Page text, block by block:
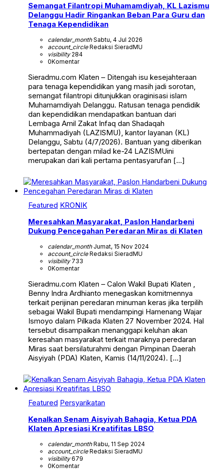
Semangat Filantropi Muhamamdiyah, KL Lazismu
Delanggu Hadir Ringankan Beban Para Guru dan
Tenaga Kependidikan
calendar_monthSabtu, 4 Jul 2026
account_circleRedaksi SieradMU
visibility284
0Komentar
Sieradmu.com Klaten – Ditengah isu kesejahteraan
para tenaga kependidikan yang masih jadi sorotan,
semangat filantropi ditunjukkan oraginisasi islam
Muhamamdiyah Delanggu. Ratusan tenaga pendidik
dan kependidikan mendapatkan bantuan dari
Lembaga Amil Zakat Infaq dan Shadaqah
Muhammadiyah (LAZISMU), kantor layanan (KL)
Delanggu, Sabtu (4/7/2026). Bantuan yang diberikan
bertepatan dengan milad ke-24 LAZISMUini
merupakan dari kali pertama pentasyarufan […]
Featured KRONIK
Meresahkan Masyarakat, Paslon Handarbeni
Dukung Pencegahan Peredaran Miras di Klaten
calendar_monthJumat, 15 Nov 2024
account_circleRedaksi SieradMU
visibility733
0Komentar
Sieradmu.com Klaten – Calon Wakil Bupati Klaten ,
Benny Indra Ardhianto menegaskan komitmennya
terkait perijinan peredaran minuman keras jika terpilih
sebagai Wakil Bupati mendampingi Hamenang Wajar
Ismoyo dalam Pilkada Klaten 27 November 2024. Hal
tersebut disampaikan menanggapi keluhan akan
keresahan masyarakat terkait maraknya peredaran
Miras saat bersilaturahmi dengan Pimpinan Daerah
Aisyiyah (PDA) Klaten, Kamis (14/11/2024). […]
Featured Persyarikatan
Kenalkan Senam Aisyiyah Bahagia, Ketua PDA
Klaten Apresiasi Kreatifitas LBSO
calendar_monthRabu, 11 Sep 2024
account_circleRedaksi SieradMU
visibility679
0Komentar